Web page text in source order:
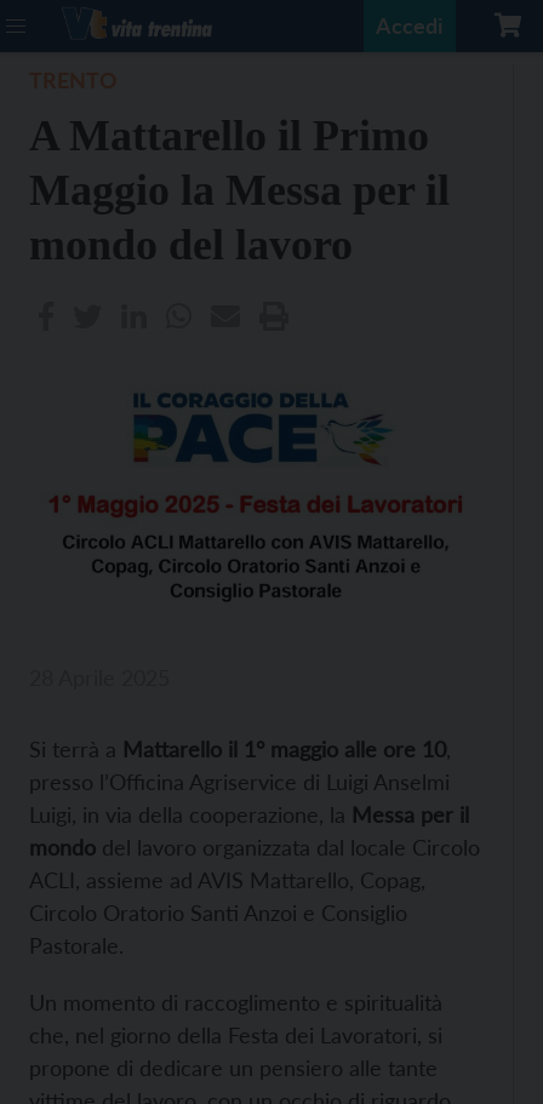
Accedi
A Mattarello il Primo
Maggio la Messa per il
mondo del lavoro
Si terrà a Mattarello il 1° maggio alle ore 10
presso l’Officina Agriservice di Luigi Anselmi
Luigi, in via della cooperazione, la Messa per il
mondo del lavoro organizzata dal locale Circolo
ACLI, assieme ad AVIS Mattarello, Copag,
Circolo Oratorio Santi Anzoi e Consiglio
Pastorale.
Un momento di raccoglimento e spiritualità
che, nel giorno della Festa dei Lavoratori, si
propone di dedicare un pensiero alle tante